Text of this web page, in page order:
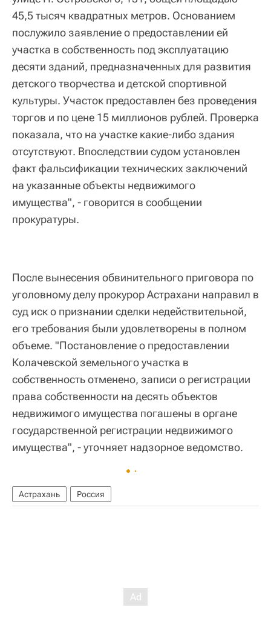
45,5 тысяч квадратных метров. Основанием
послужило заявление о предоставлении ей
участка в собственность под эксплуатацию
десяти зданий, предназначенных для развития
детского творчества и детской спортивной
культуры. Участок предоставлен без проведения
торгов и по цене 15 миллионов рублей. Проверка
показала, что на участке какие-либо здания
отсутствуют. Впоследствии судом установлен
факт фальсификации технических заключений
на указанные объекты недвижимого
имущества", - говорится в сообщении
прокуратуры.
После вынесения обвинительного приговора по
уголовному делу прокурор Астрахани направил в
суд иск о признании сделки недействительной,
его требования были удовлетворены в полном
объеме. "Постановление о предоставлении
Колачевской земельного участка в
собственность отменено, записи о регистрации
права собственности на десять объектов
недвижимого имущества погашены в органе
государственной регистрации недвижимого
имущества", - уточняет надзорное ведомство.
Астрахань Россия